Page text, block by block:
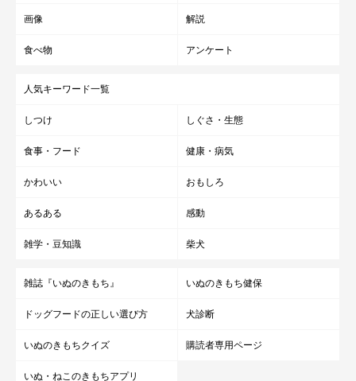
画像 解説
食べ物 アンケート
人気キーワード一覧
しつけ しぐさ・生態
食事・フード 健康・病気
かわいい おもしろ
あるある 感動
雑学・豆知識 柴犬
雑誌『いぬのきもち』 いぬのきもち健保
ドッグフードの正しい選び方 犬診断
いぬのきもちクイズ 購読者専用ページ
いぬ・ねこのきもちアプリ